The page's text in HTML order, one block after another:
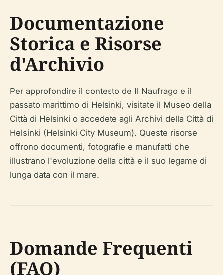
Documentazione
Storica e Risorse
d'Archivio
Per approfondire il contesto de Il Naufrago e il
passato marittimo di Helsinki, visitate il Museo della
Città di Helsinki o accedete agli Archivi della Città di
Helsinki (Helsinki City Museum). Queste risorse
offrono documenti, fotografie e manufatti che
illustrano l'evoluzione della città e il suo legame di
lunga data con il mare.
Domande Frequenti
(FAQ)